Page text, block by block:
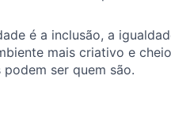
é a inclusão, a
mais criativo e
ser quem são.